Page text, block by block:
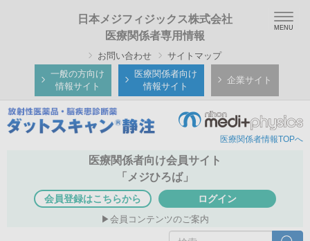
ン
ツ
日本メジフィジックス株式会社
医療関係者専用情報
お問い合わせ
サイトマップ
一般の方向け
情報サイト
医療関係者向け
情報サイト
企業サイト
医療関係者情報TOPへ
医療関係者向け会員サイト
「メジひろば」
会員登録はこちらから ログイン
会員コンテンツのご案内